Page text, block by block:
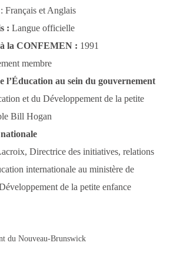
: Français et Anglais
: Langue officielle
à la CONFEMEN : 1991
membre
l’Éducation au sein du gouvernement
et du Développement de la petite
Bill Hogan
Directrice des initiatives, relations
internationale au ministère de
de la petite enfance
du Nouveau-Brunswick